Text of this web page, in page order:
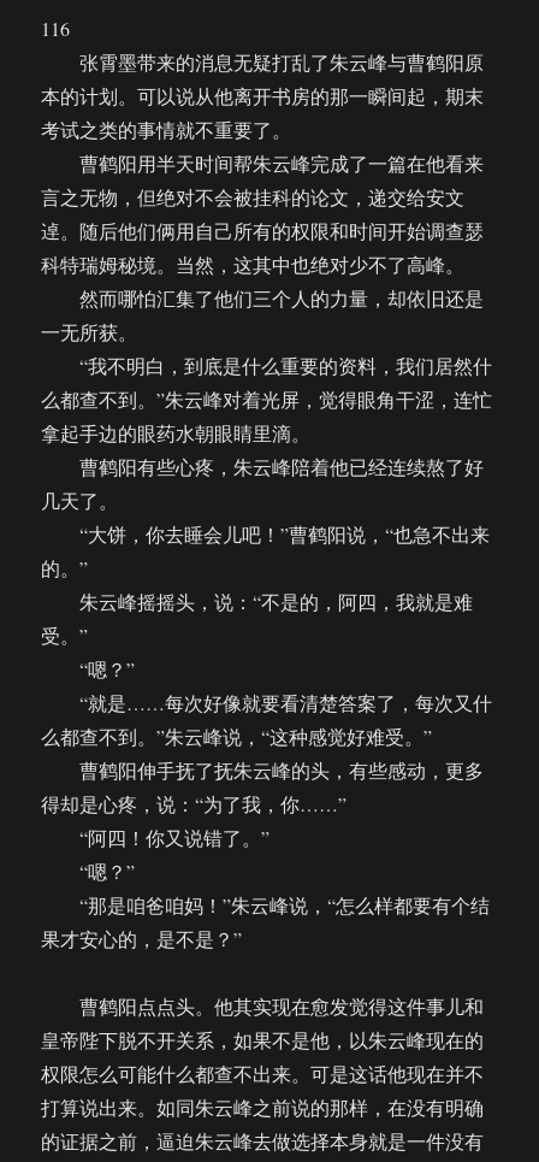
116
张霄墨带来的消息无疑打乱了朱云峰与曹鹤阳原
本的计划。可以说从他离开书房的那一瞬间起，期末
考试之类的事情就不重要了。
曹鹤阳用半天时间帮朱云峰完成了一篇在他看来
言之无物，但绝对不会被挂科的论文，递交给安文
逴。随后他们俩用自己所有的权限和时间开始调查瑟
科特瑞姆秘境。当然，这其中也绝对少不了高峰。
然而哪怕汇集了他们三个人的力量，却依旧还是
一无所获。
“我不明白，到底是什么重要的资料，我们居然什
么都查不到。”朱云峰对着光屏，觉得眼角干涩，连忙
拿起手边的眼药水朝眼睛里滴。
曹鹤阳有些心疼，朱云峰陪着他已经连续熬了好
几天了。
“大饼，你去睡会儿吧！”曹鹤阳说，“也急不出来
的。”
朱云峰摇摇头，说：“不是的，阿四，我就是难
受。”
“嗯？”
“就是……每次好像就要看清楚答案了，每次又什
么都查不到。”朱云峰说，“这种感觉好难受。”
曹鹤阳伸手抚了抚朱云峰的头，有些感动，更多
得却是心疼，说：“为了我，你……”
“阿四！你又说错了。”
“嗯？”
“那是咱爸咱妈！”朱云峰说，“怎么样都要有个结
果才安心的，是不是？”
曹鹤阳点点头。他其实现在愈发觉得这件事儿和
皇帝陛下脱不开关系，如果不是他，以朱云峰现在的
权限怎么可能什么都查不出来。可是这话他现在并不
打算说出来。如同朱云峰之前说的那样，在没有明确
的证据之前，逼迫朱云峰去做选择本身就是一件没有